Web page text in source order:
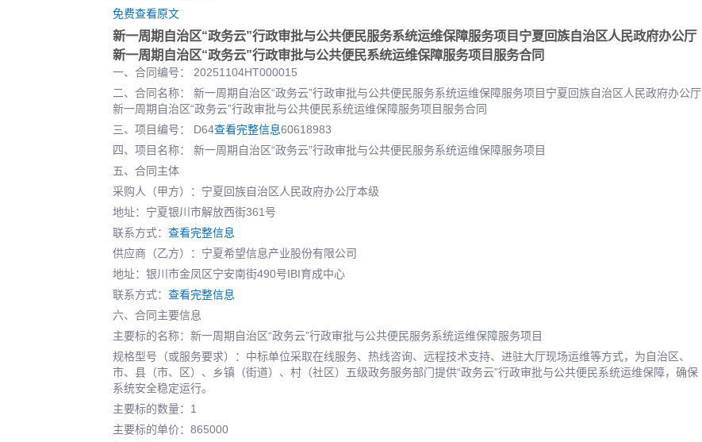
免费查看原文
新一周期自治区“政务云”行政审批与公共便民服务系统运维保障服务项目宁夏回族自治区人民政府办公厅
新一周期自治区“政务云”行政审批与公共便民系统运维保障服务项目服务合同
一、合同编号： 20251104HT000015
二、合同名称： 新一周期自治区“政务云”行政审批与公共便民服务系统运维保障服务项目宁夏回族自治区人民政府办公厅
新一周期自治区“政务云”行政审批与公共便民系统运维保障服务项目服务合同
三、项目编号： D64查看完整信息60618983
四、项目名称： 新一周期自治区“政务云”行政审批与公共便民服务系统运维保障服务项目
五、合同主体
采购人（甲方）：宁夏回族自治区人民政府办公厅本级
地址：宁夏银川市解放西街361号
联系方式： 查看完整信息
供应商（乙方）：宁夏希望信息产业股份有限公司
地址：银川市金凤区宁安南街490号IBI育成中心
联系方式： 查看完整信息
六、合同主要信息
主要标的名称：新一周期自治区“政务云”行政审批与公共便民服务系统运维保障服务项目
规格型号（或服务要求）：中标单位采取在线服务、热线咨询、远程技术支持、进驻大厅现场运维等方式，为自治区、
市、县（市、区）、乡镇（街道）、村（社区）五级政务服务部门提供“政务云”行政审批与公共便民系统运维保障，确保
系统安全稳定运行。
主要标的数量：1
主要标的单价：865000